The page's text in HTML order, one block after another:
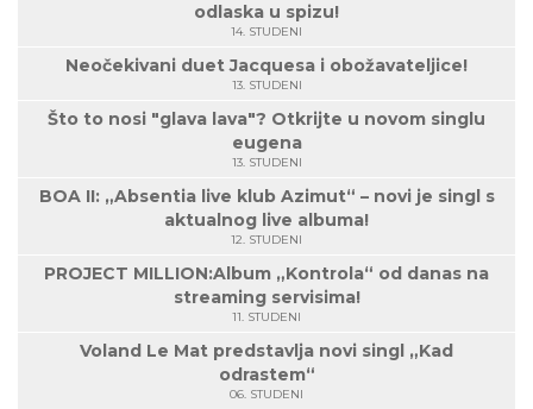
odlaska u spizu!
14. STUDENI
Neočekivani duet Jacquesa i obožavateljice!
13. STUDENI
Što to nosi "glava lava"? Otkrijte u novom singlu
eugena
13. STUDENI
BOA II: „Absentia live klub Azimut“ – novi je singl s
aktualnog live albuma!
12. STUDENI
PROJECT MILLION:Album „Kontrola“ od danas na
streaming servisima!
11. STUDENI
Voland Le Mat predstavlja novi singl „Kad
odrastem“
06. STUDENI